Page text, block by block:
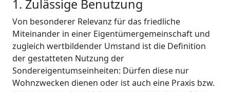
1. Zulässige Benutzung
Von besonderer Relevanz für das friedliche
Miteinander in einer Eigentümergemeinschaft und
zugleich wertbildender Umstand ist die Definition
der gestatteten Nutzung der
Sondereigentumseinheiten: Dürfen diese nur
Wohnzwecken dienen oder ist auch eine Praxis bzw.